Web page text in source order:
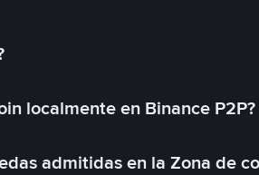
localmente en Binance P2P?
admitidas en la Zona de